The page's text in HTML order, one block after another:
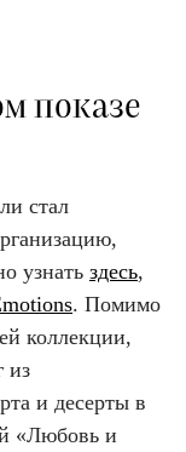
показе
стал
узнать здесь,
. Помимо
коллекции,
из
и десерты в
«Любовь и